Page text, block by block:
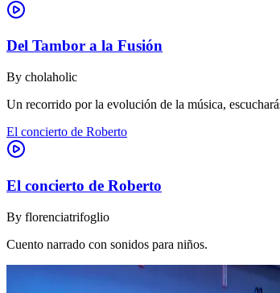
Del Tambor a la Fusión
By cholaholic
Un recorrido por la evolución de la música,
El concierto de Roberto
El concierto de Roberto
By florenciatrifoglio
Cuento narrado con sonidos para niños.